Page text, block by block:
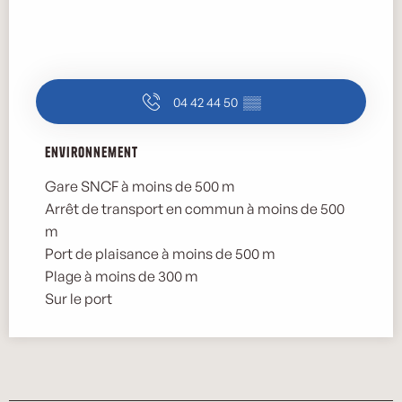
04 42 44 50 ▒▒
Environnement
Environnement
Gare SNCF à moins de 500 m
Arrêt de transport en commun à moins de 500
m
Port de plaisance à moins de 500 m
Plage à moins de 300 m
Sur le port